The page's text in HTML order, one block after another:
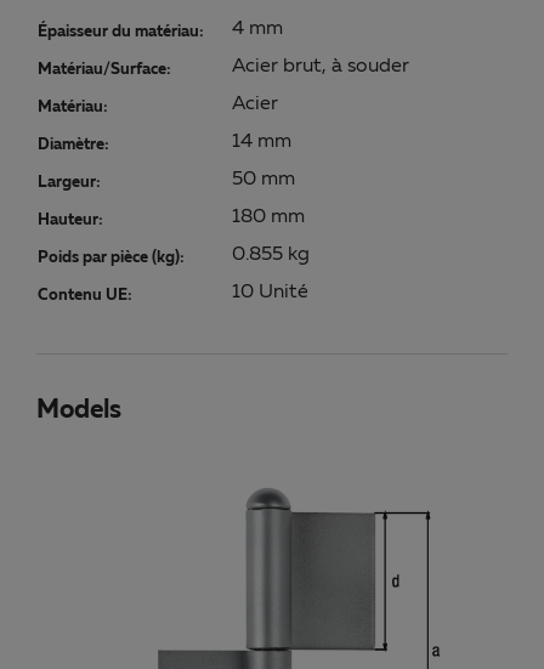
Épaisseur du matériau: 4 mm
Matériau/Surface: Acier brut, à souder
Matériau: Acier
Diamètre: 14 mm
Largeur: 50 mm
Hauteur: 180 mm
Poids par pièce (kg): 0.855 kg
Contenu UE: 10 Unité
Models